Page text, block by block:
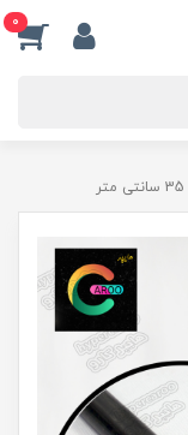
0